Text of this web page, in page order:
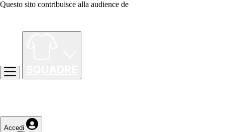
Questo sito contribuisce alla audience de
Accedi